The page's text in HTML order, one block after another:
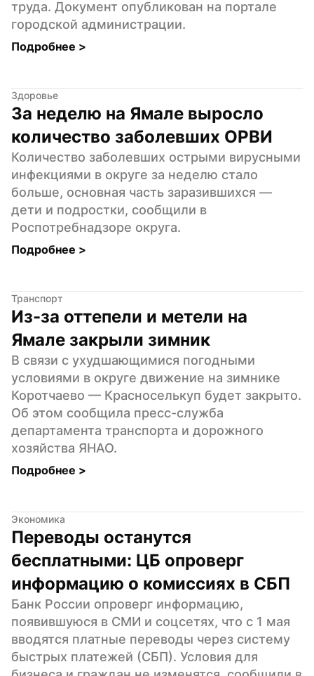
труда. Документ опубликован на портале
городской администрации.
Подробнее >
Здоровье
За неделю на Ямале выросло
количество заболевших ОРВИ
Количество заболевших острыми вирусными
инфекциями в округе за неделю стало
больше, основная часть заразившихся —
дети и подростки, сообщили в
Роспотребнадзоре округа.
Подробнее >
Транспорт
Из-за оттепели и метели на
Ямале закрыли зимник
В связи с ухудшающимися погодными
условиями в округе движение на зимнике
Коротчаево — Красноселькуп будет закрыто.
Об этом сообщила пресс-служба
департамента транспорта и дорожного
хозяйства ЯНАО.
Подробнее >
Экономика
Переводы останутся
бесплатными: ЦБ опроверг
информацию о комиссиях в СБП
Банк России опроверг информацию,
появившуюся в СМИ и соцсетях, что с 1 мая
вводятся платные переводы через систему
быстрых платежей (СБП). Условия для